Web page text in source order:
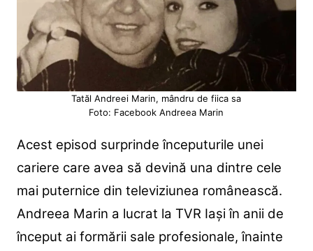
Tatăl Andreei Marin, mândru de fiica sa
Foto: Facebook Andreea Marin
Acest episod surprinde începuturile unei
cariere care avea să devină una dintre cele
mai puternice din televiziunea românească.
Andreea Marin a lucrat la TVR Iași în anii de
început ai formării sale profesionale, înainte